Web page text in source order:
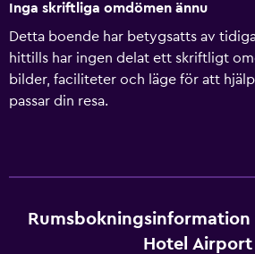
Inga skriftliga omdömen ännu
Detta boende har betygsatts av
hittills har ingen delat ett skriftligt
bilder, faciliteter och läge för att
passar din resa.
Rumsbokningsinformation
Hotel Airport